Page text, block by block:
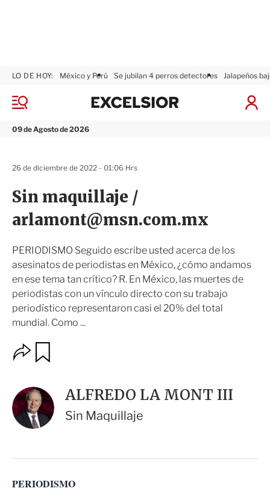
M
n
09 de Agosto de 2026
LO DE HOY: México y Perú Se jubilan 4 perros detectores Jalapeños
I
x
Sin maquillaje /
arlamont@msn.com.mx
PERIODISMO Seguido escribe usted acerca de los
asesinatos de periodistas en México, ¿cómo andamos
en ese tema tan crítico? R. En México, las muertes de
periodistas con un vínculo directo con su trabajo
periodístico representaron casi el 20% del total
mundial. Como ...
26 de diciembre de 2022 - 01:06 Hrs
O
p
o
n
e
s
c
m
a
r
ALFREDO LA MONT III
Sin Maquillaje
PERIODISMO